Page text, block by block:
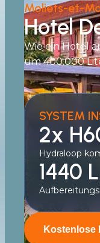
Moliets-et-
Hotel
Wie ein Hotel
um 400.000
SYSTEM
2x
Hydraloop
1440 L
Kostenlose